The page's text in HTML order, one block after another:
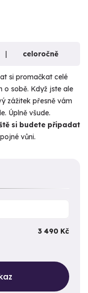
celoročně
si promačkat celé
o sobě. Když jste ale
zážitek přesně vám
Úplně všude.
si budete připadat
vůni.
3 490 Kč